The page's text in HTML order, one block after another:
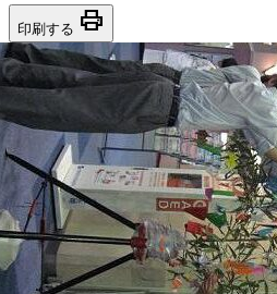
印刷する print